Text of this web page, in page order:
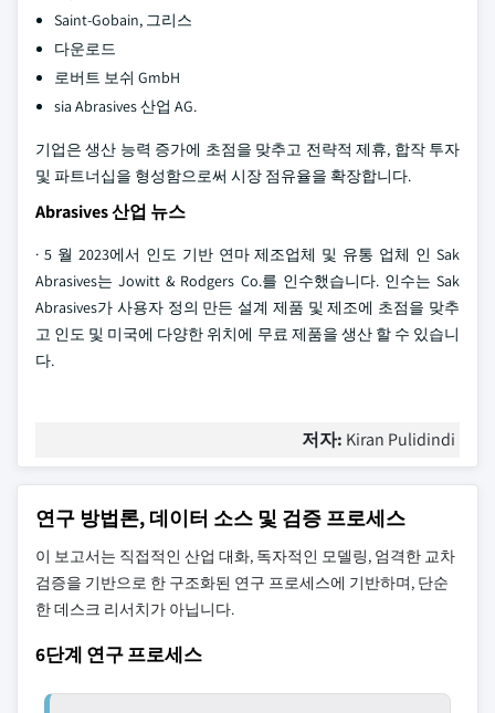
Saint-Gobain, 그리스
다운로드
로버트 보쉬 GmbH
sia Abrasives 산업 AG.
기업은 생산 능력 증가에 초점을 맞추고 전략적 제휴, 합작 투자
및 파트너십을 형성함으로써 시장 점유율을 확장합니다.
Abrasives 산업 뉴스
· 5 월 2023에서 인도 기반 연마 제조업체 및 유통 업체 인 Sak
Abrasives는 Jowitt & Rodgers Co.를 인수했습니다. 인수는 Sak
Abrasives가 사용자 정의 만든 설계 제품 및 제조에 초점을 맞추
고 인도 및 미국에 다양한 위치에 무료 제품을 생산 할 수 있습니
다.
저자: Kiran Pulidindi
연구 방법론, 데이터 소스 및 검증 프로세스
이 보고서는 직접적인 산업 대화, 독자적인 모델링, 엄격한 교차
검증을 기반으로 한 구조화된 연구 프로세스에 기반하며, 단순
한 데스크 리서치가 아닙니다.
6단계 연구 프로세스